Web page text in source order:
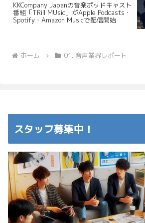
KKCompany Japanの音楽ポッドキャスト
番組「TRill MUsic」がApple Podcasts・
Spotify・Amazon Musicで配信開始
ホーム 01. 音声業界レポート
スタッフ募集中！